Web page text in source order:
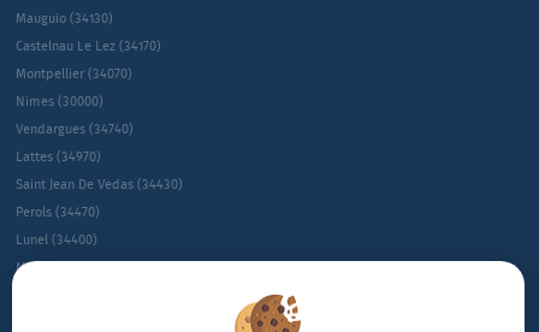
Mauguio (34130)
Castelnau Le Lez (34170)
Montpellier (34070)
Nimes (30000)
Vendargues (34740)
Lattes (34970)
Saint Jean De Vedas (34430)
Perols (34470)
Lunel (34400)
Montpellier (34080)